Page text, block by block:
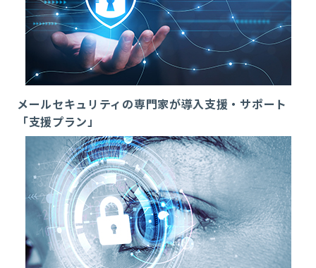
メールセキュリティの専門家が導入支援・サポート
「支援プラン」